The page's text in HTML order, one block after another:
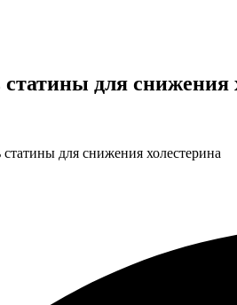
для снижения
для снижения холестерина